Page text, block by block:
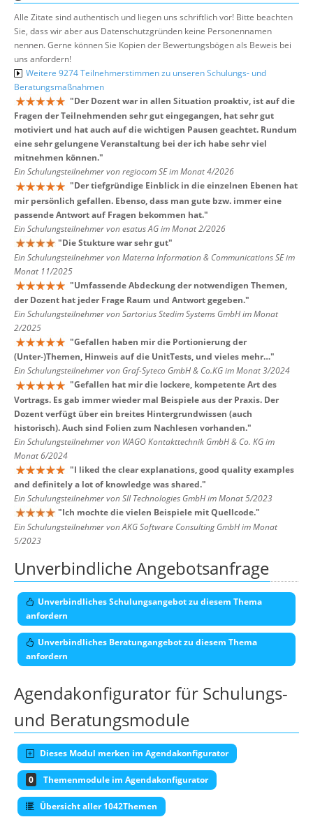
Alle Zitate sind authentisch und liegen uns schriftlich vor! Bitte beachten
Sie, dass wir aber aus Datenschutzgründen keine Personennamen
nennen. Gerne können Sie Kopien der Bewertungsbögen als Beweis bei
uns anfordern!
Weitere 9274 Teilnehmerstimmen zu unseren Schulungs- und
Beratungsmaßnahmen
"Der Dozent war in allen Situation proaktiv, ist auf die
Fragen der Teilnehmenden sehr gut eingegangen, hat sehr gut
motiviert und hat auch auf die wichtigen Pausen geachtet. Rundum
eine sehr gelungene Veranstaltung bei der ich habe sehr viel
mitnehmen können."
Ein Schulungsteilnehmer von regiocom SE im Monat 4/2026
"Der tiefgründige Einblick in die einzelnen Ebenen hat
mir persönlich gefallen. Ebenso, dass man gute bzw. immer eine
passende Antwort auf Fragen bekommen hat."
Ein Schulungsteilnehmer von esatus AG im Monat 2/2026
"Die Stukture war sehr gut"
Ein Schulungsteilnehmer von Materna Information & Communications SE im
Monat 11/2025
"Umfassende Abdeckung der notwendigen Themen,
der Dozent hat jeder Frage Raum und Antwort gegeben."
Ein Schulungsteilnehmer von Sartorius Stedim Systems GmbH im Monat
2/2025
"Gefallen haben mir die Portionierung der
(Unter-)Themen, Hinweis auf die UnitTests, und vieles mehr…"
Ein Schulungsteilnehmer von Graf-Syteco GmbH & Co.KG im Monat 3/2024
"Gefallen hat mir die lockere, kompetente Art des
Vortrags. Es gab immer wieder mal Beispiele aus der Praxis. Der
Dozent verfügt über ein breites Hintergrundwissen (auch
historisch). Auch sind Folien zum Nachlesen vorhanden."
Ein Schulungsteilnehmer von WAGO Kontakttechnik GmbH & Co. KG im
Monat 6/2024
"I liked the clear explanations, good quality examples
and definitely a lot of knowledge was shared."
Ein Schulungsteilnehmer von SII Technologies GmbH im Monat 5/2023
"Ich mochte die vielen Beispiele mit Quellcode."
Ein Schulungsteilnehmer von AKG Software Consulting GmbH im Monat
5/2023
Unverbindliche Angebotsanfrage
Unverbindliches Schulungsangebot zu diesem Thema
anfordern
Unverbindliches Beratungangebot zu diesem Thema
anfordern
Agendakonfigurator für Schulungs-
und Beratungsmodule
Dieses Modul merken im Agendakonfigurator
0 Themenmodule im Agendakonfigurator
Übersicht aller 1042Themen